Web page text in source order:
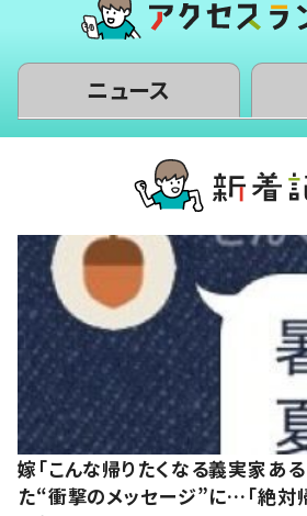
ニュース
嫁「こんな帰りたくなる義実家ある
た“衝撃のメッセージ”に…「絶対